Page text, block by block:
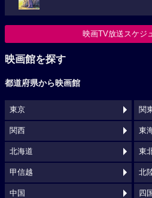
映画TV放送スケジ
映画館を探す
都道府県から映画館
東京 関
関西 東
北海道 東
甲信越 北
中国 四